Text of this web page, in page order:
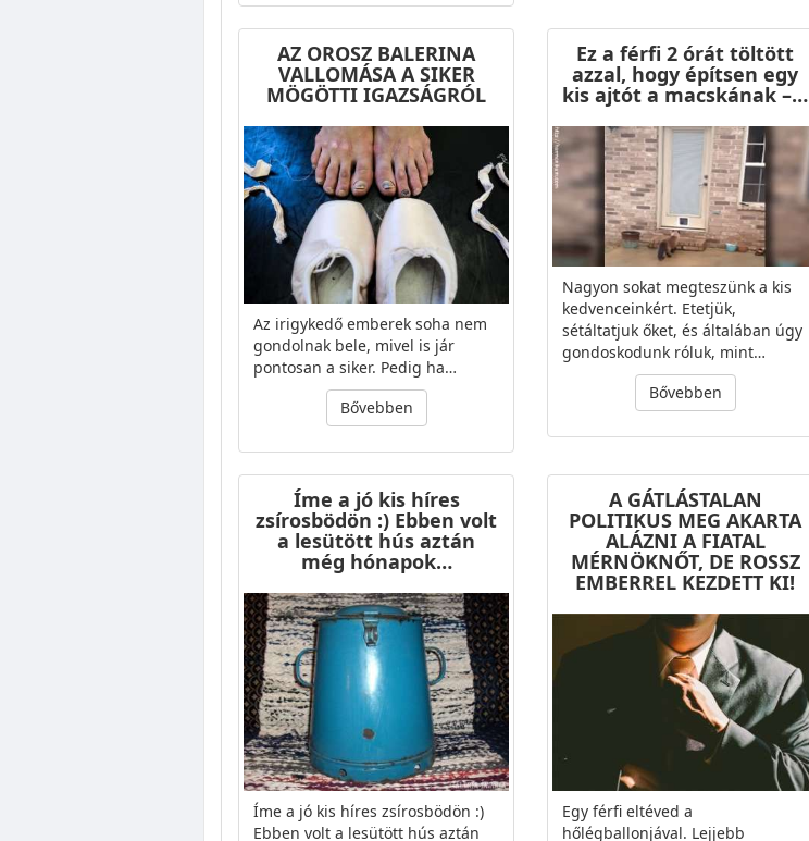
AZ OROSZ BALERINA
VALLOMÁSA A SIKER
MÖGÖTTI IGAZSÁGRÓL
Az irigykedő emberek soha nem
gondolnak bele, mivel is jár
pontosan a siker. Pedig ha…
Bővebben
Ez a férfi 2 órát töltött
azzal, hogy építsen egy
kis ajtót a macskának –…
Nagyon sokat megteszünk a kis
kedvenceinkért. Etetjük,
sétáltatjuk őket, és általában úgy
gondoskodunk róluk, mint…
Bővebben
Íme a jó kis híres
zsírosbödön :) Ebben volt
a lesütött hús aztán
még hónapok…
Íme a jó kis híres zsírosbödön :)
Ebben volt a lesütött hús aztán
A GÁTLÁSTALAN
POLITIKUS MEG AKARTA
ALÁZNI A FIATAL
MÉRNÖKNŐT, DE ROSSZ
EMBERREL KEZDETT KI!
Egy férfi eltéved a
hőlégballonjával. Lejjebb